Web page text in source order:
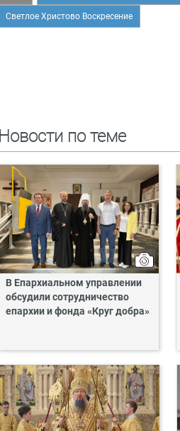
Светлое Христово Воскресение
Новости по теме
В Епархиальном управлении
обсудили сотрудничество
епархии и фонда «Круг добра»